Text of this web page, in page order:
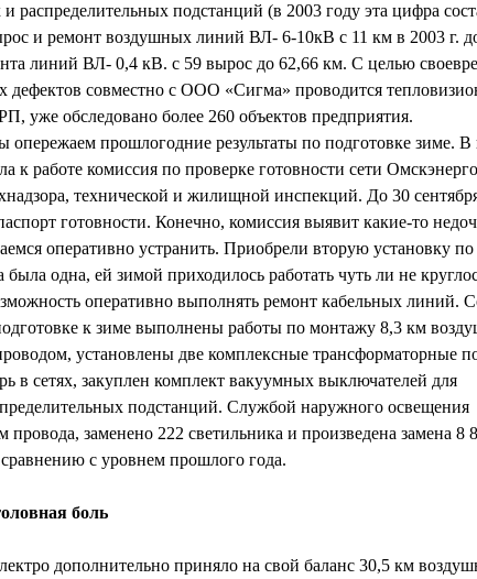
распределительных подстанций (в 2003 году эта цифра
и ремонт воздушных линий ВЛ- 6-10кВ с 11 км в 2003 г.
линий ВЛ- 0,4 кВ. с 59 вырос до 62,66 км. С целью
дефектов совместно с ООО «Сигма» проводится
уже обследовано более 260 объектов предприятия.
прошлогодние результаты по подготовке зиме. В
к работе комиссия по проверке готовности сети
технической и жилищной инспекций. До 30
готовности. Конечно, комиссия выявит какие-то
оперативно устранить. Приобрели вторую установку по
одна, ей зимой приходилось работать чуть ли не
оперативно выполнять ремонт кабельных линий.
к зиме выполнены работы по монтажу 8,3 км
установлены две комплексные трансформаторные
в сетях, закуплен комплект вакуумных выключателей для
подстанций. Службой наружного освещения
провода, заменено 222 светильника и произведена замена 8
с уровнем прошлого года.
боль
дополнительно приняло на свой баланс 30,5 км